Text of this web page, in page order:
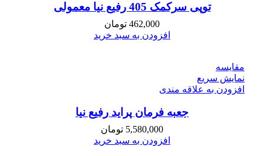
توپی سرکمک 405 رفیع نیا معمولی
462,000 تومان
افزودن به سبد خرید
مقايسه
نمایش سریع
افزودن به علاقه مندی
جعبه فرمان پراید رفیع نیا
5,580,000 تومان
افزودن به سبد خرید